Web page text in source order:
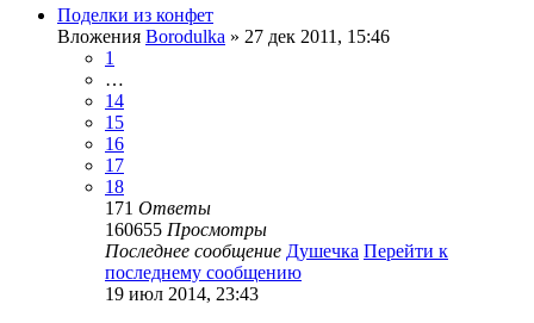
Поделки из конфет
Вложения Borodulka » 27 дек 2011, 15:46
1
…
14
15
16
17
18
171 Ответы
160655 Просмотры
Последнее сообщение Душечка Перейти к
последнему сообщению
19 июл 2014, 23:43